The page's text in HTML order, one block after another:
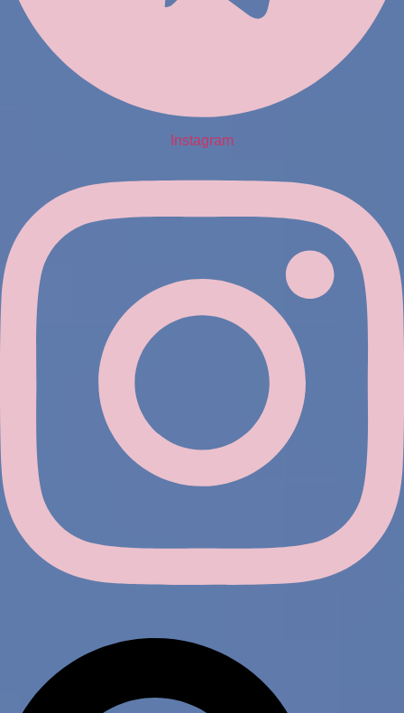
Instagram